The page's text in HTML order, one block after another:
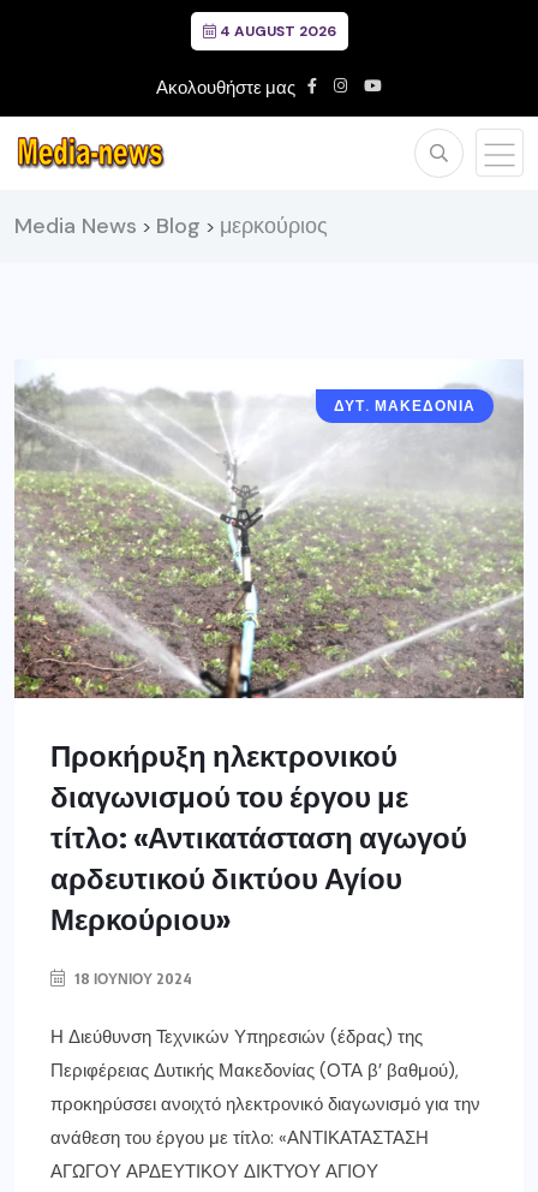
4 AUGUST 2026
Ακολουθήστε μας
Media News > Blog > μερκούριος
ΔΥΤ. ΜΑΚΕΔΟΝΙΑ
Προκήρυξη ηλεκτρονικού
διαγωνισμού του έργου με
τίτλο: «Αντικατάσταση αγωγού
αρδευτικού δικτύου Αγίου
Μερκούριου»
18 ΙΟΥΝΊΟΥ 2024
Η Διεύθυνση Τεχνικών Υπηρεσιών (έδρας) της
Περιφέρειας Δυτικής Μακεδονίας (ΟΤΑ β’ βαθμού),
προκηρύσσει ανοιχτό ηλεκτρονικό διαγωνισμό για την
ανάθεση του έργου με τίτλο: «ΑΝΤΙΚΑΤΑΣΤΑΣΗ
ΑΓΩΓΟΥ ΑΡΔΕΥΤΙΚΟΥ ΔΙΚΤΥΟΥ ΑΓΙΟΥ